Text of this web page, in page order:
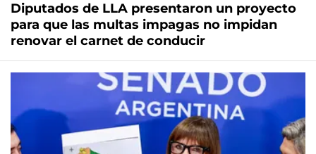
Diputados de LLA presentaron un proyecto
para que las multas impagas no impidan
renovar el carnet de conducir